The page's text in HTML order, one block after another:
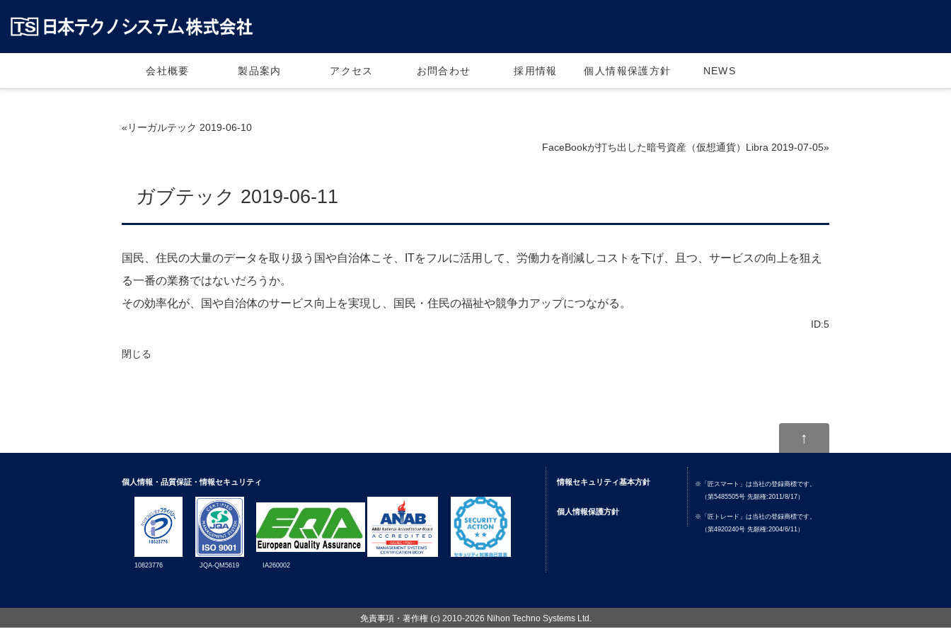
会社概要 製品案内 アクセス お問合わせ 採用情報 個人情報保護方針 NEWS
«リーガルテック 2019-06-10
FaceBookが打ち出した暗号資産（仮想通貨）Libra 2019-07-05»
ガブテック 2019-06-11
国民、住民の大量のデータを取り扱う国や自治体こそ、ITをフルに活用して、労働力を削減しコストを下げ、且つ、サービスの向上を狙え
る一番の業務ではないだろうか。
その効率化が、国や自治体のサービス向上を実現し、国民・住民の福祉や競争力アップにつながる。
ID:5
閉じる
↑
個人情報・品質保証・情報セキュリティ
10823776 IA260002
情報セキュリティ基本方針
個人情報保護方針
※「匠スマート」は当社の登録商標です。
（第5485505号 先願権:2011/8/17）
※「匠トレード」は当社の登録商標です。
（第4920240号 先願権:2004/6/11）
免責事項・著作権(c) 2010-2026 Nihon Techno Systems Ltd.